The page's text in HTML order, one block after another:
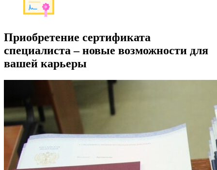
Приобретение сертификата
специалиста – новые возможности для
вашей карьеры